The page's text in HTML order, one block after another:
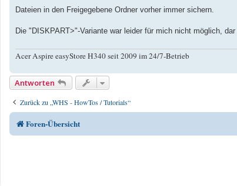
Dateien in den Freigegebene Ordner vorher immer sichern.
Die "DISKPART>"-Variante war leider für mich nicht möglich,
Acer Aspire easyStore H340 seit 2009 im 24/7-Betrieb
Antworten
Zurück zu „WHS - HowTos / Tutorials“
Foren-Übersicht